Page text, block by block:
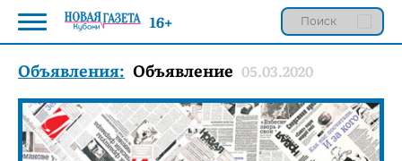
Объявления: Объявление 05.03.2020
16+